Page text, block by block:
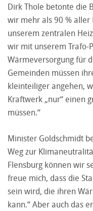
Dirk Thole betonte die
wir mehr als 90 %
unserem zentralen
wir mit unserem Trafo-
Wärmeversorgung für
Gemeinden müssen
kleinteiliger angehen,
Kraftwerk „nur“ einen
müssen.“
Minister Goldschmidt
Weg zur
Flensburg können wir
freue mich, dass die
sein wird, die ihren
kann.“ Aber auch das